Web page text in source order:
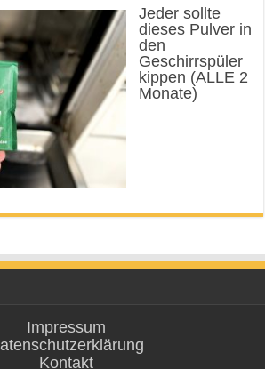
Jeder sollte
dieses Pulver in
den
Geschirrspüler
kippen (ALLE 2
Monate)
Impressum
Kontakt